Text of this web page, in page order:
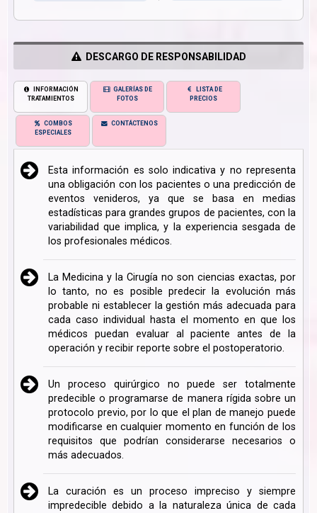
DESCARGO DE RESPONSABILIDAD
INFORMACIÓN
TRATAMIENTOS
GALERÍAS DE
FOTOS
LISTA DE
PRECIOS
COMBOS
ESPECIALES
CONTÁCTENOS
Esta información es solo indicativa y no representa
una obligación con los pacientes o una predicción de
eventos venideros, ya que se basa en medias
estadísticas para grandes grupos de pacientes, con la
variabilidad que implica, y la experiencia sesgada de
los profesionales médicos.
La Medicina y la Cirugía no son ciencias exactas, por
lo tanto, no es posible predecir la evolución más
probable ni establecer la gestión más adecuada para
cada caso individual hasta el momento en que los
médicos puedan evaluar al paciente antes de la
operación y recibir reporte sobre el postoperatorio.
Un proceso quirúrgico no puede ser totalmente
predecible o programarse de manera rígida sobre un
protocolo previo, por lo que el plan de manejo puede
modificarse en cualquier momento en función de los
requisitos que podrían considerarse necesarios o
más adecuados.
La curación es un proceso impreciso y siempre
impredecible debido a la naturaleza única de cada